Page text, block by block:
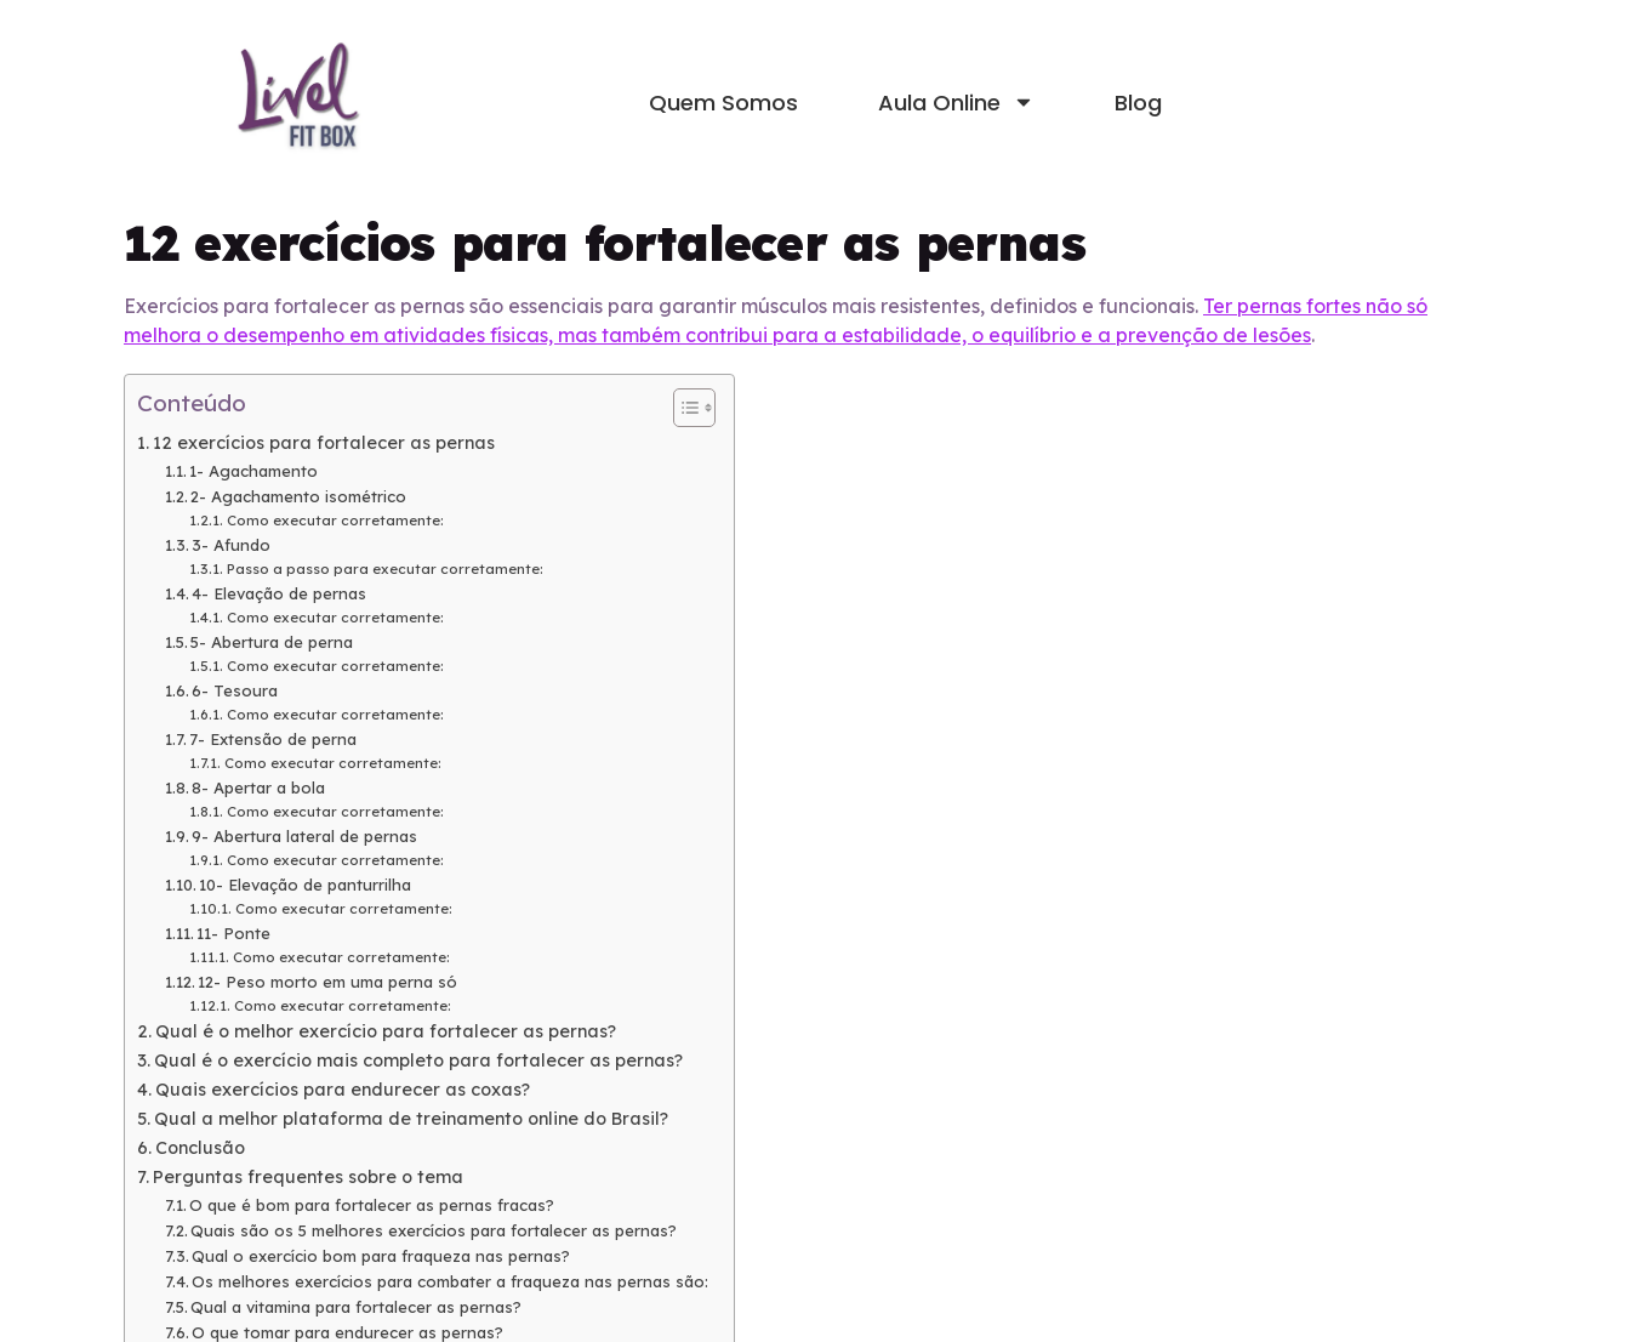
Quem Somos Aula Online Blog
12 exercícios para fortalecer as pernas
Exercícios para fortalecer as pernas são essenciais para garantir músculos mais resistentes, definidos e funcionais. Ter pernas fortes não só
melhora o desempenho em atividades físicas, mas também contribui para a estabilidade, o equilíbrio e a prevenção de lesões.
Conteúdo
12 exercícios para fortalecer as pernas
1- Agachamento
2- Agachamento isométrico
Como executar corretamente:
3- Afundo
Passo a passo para executar corretamente:
4- Elevação de pernas
Como executar corretamente:
5- Abertura de perna
Como executar corretamente:
6- Tesoura
Como executar corretamente:
7- Extensão de perna
Como executar corretamente:
8- Apertar a bola
Como executar corretamente:
9- Abertura lateral de pernas
Como executar corretamente:
10- Elevação de panturrilha
Como executar corretamente:
11- Ponte
Como executar corretamente:
12- Peso morto em uma perna só
Como executar corretamente:
Qual é o melhor exercício para fortalecer as pernas?
Qual é o exercício mais completo para fortalecer as pernas?
Quais exercícios para endurecer as coxas?
Qual a melhor plataforma de treinamento online do Brasil?
Conclusão
Perguntas frequentes sobre o tema
O que é bom para fortalecer as pernas fracas?
Quais são os 5 melhores exercícios para fortalecer as pernas?
Qual o exercício bom para fraqueza nas pernas?
Os melhores exercícios para combater a fraqueza nas pernas são:
Qual a vitamina para fortalecer as pernas?
O que tomar para endurecer as pernas?